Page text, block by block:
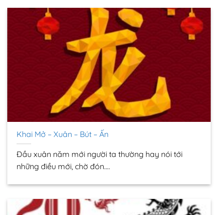
Khai Mở – Xuân – Bút – Ấn
Đầu xuân năm mới người ta thường hay nói tới
những điều mới, chờ đón....